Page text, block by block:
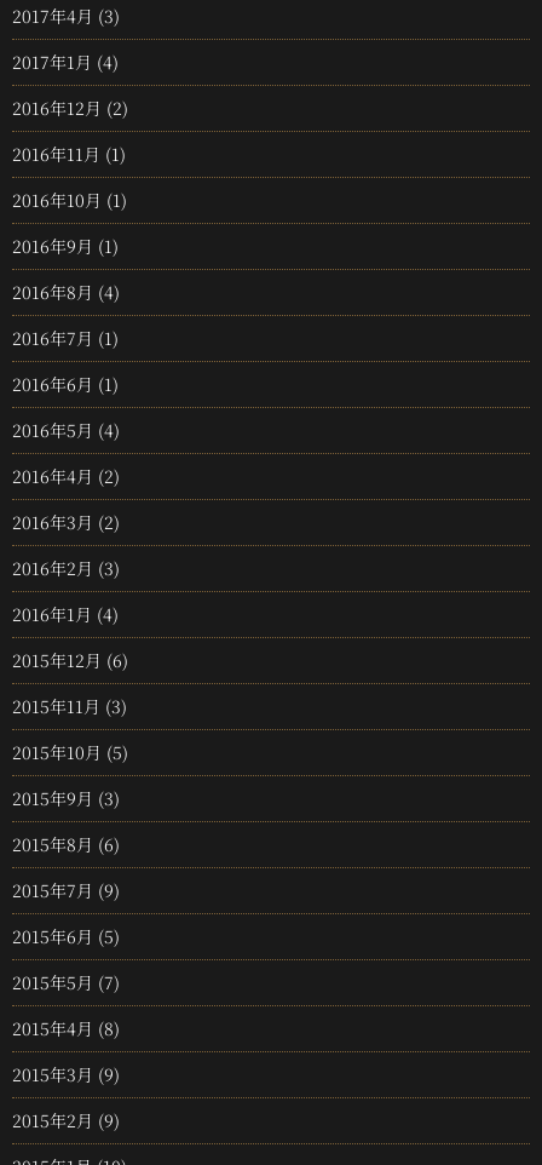
2017年4月 (3)
2017年1月 (4)
2016年12月 (2)
2016年11月 (1)
2016年10月 (1)
2016年9月 (1)
2016年8月 (4)
2016年7月 (1)
2016年6月 (1)
2016年5月 (4)
2016年4月 (2)
2016年3月 (2)
2016年2月 (3)
2016年1月 (4)
2015年12月 (6)
2015年11月 (3)
2015年10月 (5)
2015年9月 (3)
2015年8月 (6)
2015年7月 (9)
2015年6月 (5)
2015年5月 (7)
2015年4月 (8)
2015年3月 (9)
2015年2月 (9)